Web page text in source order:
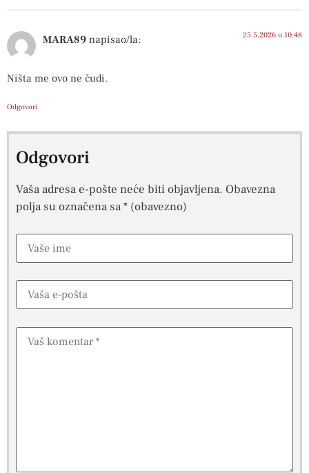
MARA89 napisao/la: 25.5.2026 u 10:48
Ništa me ovo ne čudi.
Odgovori
Odgovori
Vaša adresa e-pošte neće biti objavljena. Obavezna
polja su označena sa* (obavezno)